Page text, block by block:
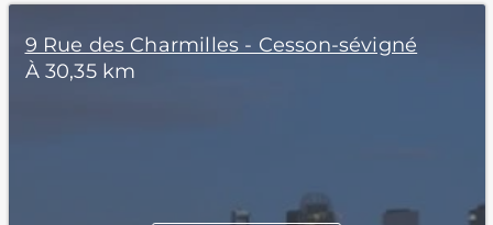
9 Rue des Charmilles - Cesson-sévigné
À 30,35 km